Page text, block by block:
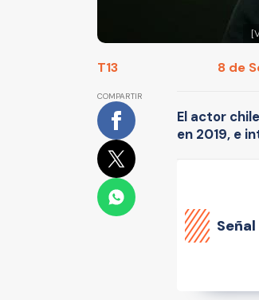
T13 8 de
COMPARTIR
El actor
en 2019, e
Señal